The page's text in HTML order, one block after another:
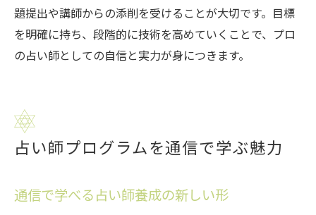
題提出や講師からの添削を受けることが大切です。目標
を明確に持ち、段階的に技術を高めていくことで、プロ
の占い師としての自信と実力が身につきます。
占い師プログラムを通信で学ぶ魅力
通信で学べる占い師養成の新しい形